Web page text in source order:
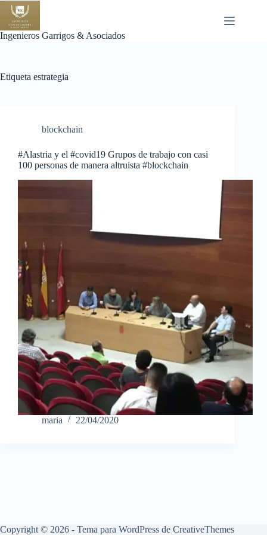
Saltar
contenido
Ingenieros Garrigos & Asociados
Etiqueta estrategia
blockchain
#Alastria y el #covid19 Grupos de trabajo con casi
100 personas de manera altruista #blockchain
maria 22/04/2020
Copyright © 2026 - Tema para WordPress de CreativeThemes